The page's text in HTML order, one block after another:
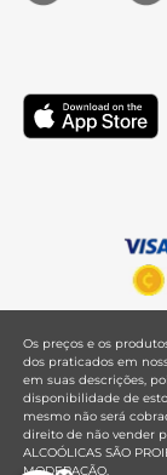
Os preços e os
dos praticados em
em suas descrições,
disponibilidade de
mesmo não será
direito de não vender
ALCOÓLICAS SÃO
MODERAÇÃO.